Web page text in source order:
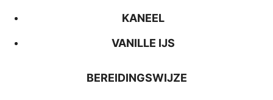
KANEEL
VANILLE IJS
BEREIDINGSWIJZE